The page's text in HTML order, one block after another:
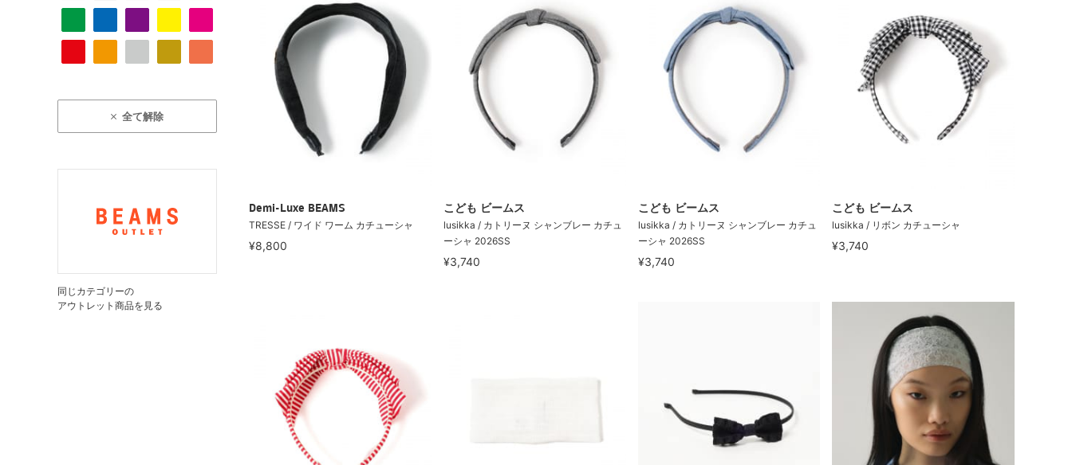
全て解除
同じカテゴリーの
アウトレット商品を見る
Demi-Luxe BEAMS
TRESSE / ワイド ワーム カチューシャ
¥8,800
こども ビームス
lusikka / カトリーヌ シャンブレー カチュ
ーシャ 2026SS
¥3,740
こども ビームス
lusikka / カトリーヌ シャンブレー カチュ
ーシャ 2026SS
¥3,740
こども ビームス
lusikka / リボン カチューシャ
¥3,740